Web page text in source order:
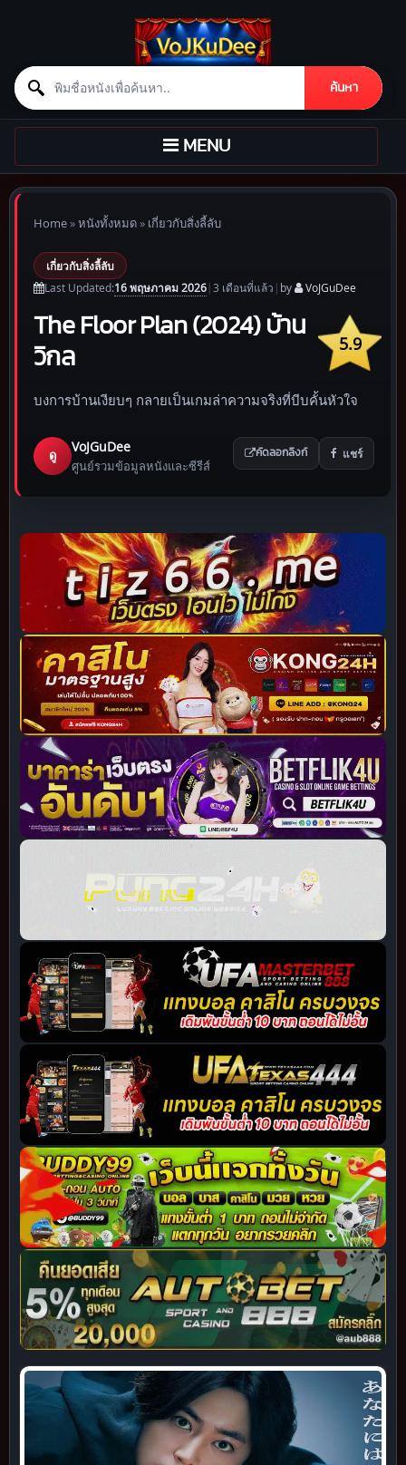
Search for:
ค้นหา
Skip to content
TOGGLE
NAVIGATION
MENU
Home»หนังทั้งหมด» เกี่ยวกับสิ่งลี้ลับ
เกี่ยวกับสิ่งลี้ลับ
Last Updated:16 พฤษภาคม 2026|3 เดือนที่แล้ว | by VoJGuDee
5.9
The Floor Plan (2024) บ้าน
วิกล
บงการบ้านเงียบๆ กลายเป็นเกมล่าความจริงที่บีบคั้นหัวใจ
ดู
VoJGuDee
ศูนย์รวมข้อมูลหนังและซีรีส์
คัดลอกลิงก์ แชร์